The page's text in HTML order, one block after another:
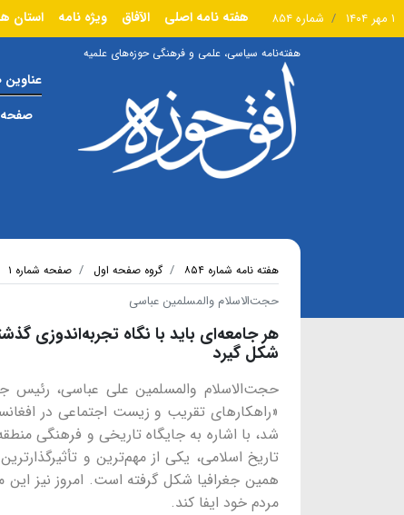
۱ مهر ۱۴۰۴ شماره ۸۵۴ هفته نامه اصلی الآفاق ویژه نامه استان
هفته‌نامه سیاسی، علمی و فرهنگی حوزه‌های علمیه
صفحه
هفته نامه شماره ۸۵۴ گروه صفحه اول صفحه شماره ۱
حجت‌الاسلام والمسلمین عباسی
هر جامعه‌ای باید با نگاه تجربه‌اندوزی
شکل گیرد
«راهکارهای تقریب و زیست اجتماعی در
شد، با اشاره به جایگاه تاریخی و فرهنگی
تاریخ اسلامی، یکی از مهم‌ترین و
همین جغرافیا شکل گرفته است. امروز نیز
مردم خود ایفا کند.